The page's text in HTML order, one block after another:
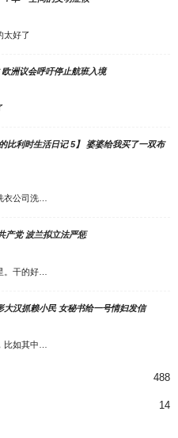
太好了
洲议会呼吁停止航班入境
比利时生活日记 5】 婆婆给我买了一双布
衣公司洗…
产党 波兰拟立法严惩
。干的好…
大汉抓赖小民 女秘书给一号情妇发信
比如其中…
488
14